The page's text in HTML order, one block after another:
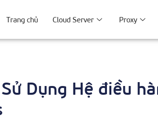
Trang chủ Cloud Server Proxy
Dụng Hệ điều